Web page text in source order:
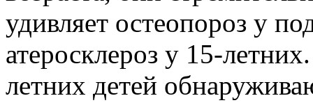
удивляет остеопороз у
атеросклероз у 15-
летних детей